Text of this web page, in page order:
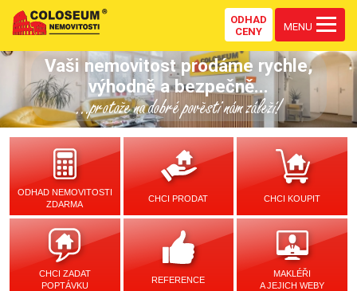
ODHAD
CENY
MENU
Vaši nemovitost prodáme rychle,
výhodně a bezpečně...
...protože na dobré pověsti nám záleží!
ODHAD NEMOVITOSTI
ZDARMA
CHCI PRODAT CHCI KOUPIT
CHCI ZADAT
POPTÁVKU
REFERENCE
MAKLÉŘI
A JEJICH WEBY